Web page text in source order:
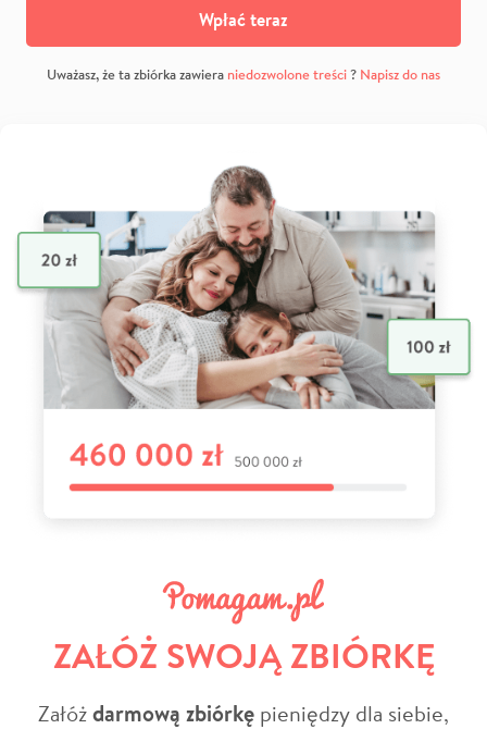
Wpłać teraz
Uważasz, że ta zbiórka zawiera niedozwolone treści? Napisz do nas
ZAŁÓŻ SWOJĄ ZBIÓRKĘ
Załóżdarmową zbiórkę pieniędzy dla siebie,